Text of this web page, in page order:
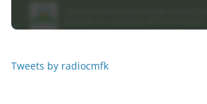
Tweets by radiocmfk